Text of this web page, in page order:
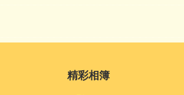
精彩相簿